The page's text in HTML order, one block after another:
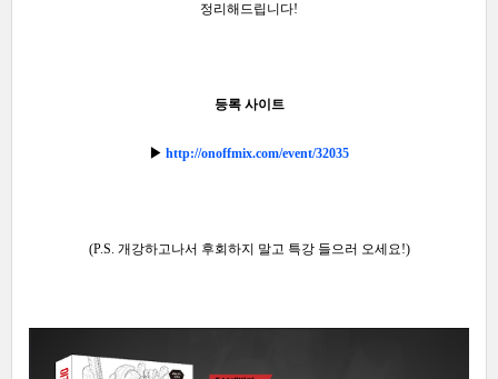
정리해드립니다!
등록 사이트
▶ http://onoffmix.com/event/32035
(P.S. 개강하고나서 후회하지 말고 특강 들으러 오세요!)